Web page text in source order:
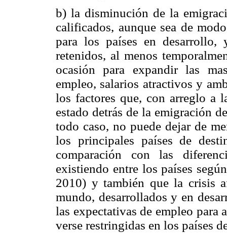
b) la disminución de la
calificados, aunque sea de
para los países en desarrollo,
retenidos, al menos
ocasión para expandir las
empleo, salarios atractivos y
los factores que, con arreglo a
estado detrás de la emigración
todo caso, no puede dejar de
los principales países de
comparación con las
existiendo entre los países
2010) y también que la crisis
mundo, desarrollados y en
las expectativas de empleo para
verse restringidas en los países